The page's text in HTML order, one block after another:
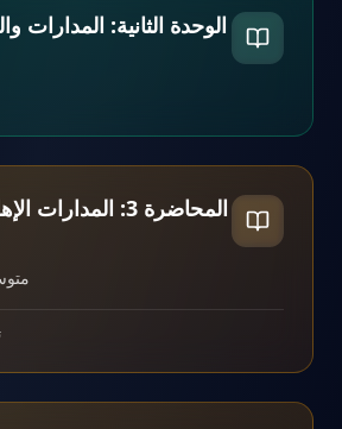
الوحدة الثانية: المدارات
المحاضرة 3: المدارات الإهليلجية والدائرية